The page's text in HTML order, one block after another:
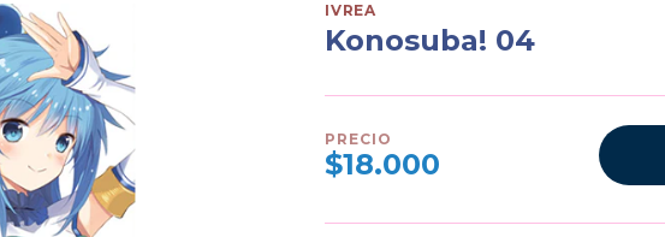
IVREA
Konosuba! 04
PRECIO
$18.000